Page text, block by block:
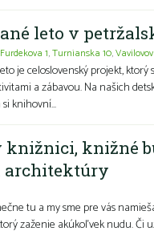
leto v
Furdekova 1,Turnianska 10,
je celoslovenský projekt, ktorý
a zábavou. Na našich
knihovní...
knižnici, knižné
architektúry
tu a my sme pre vás
zaženie akúkoľvek nudu. Či